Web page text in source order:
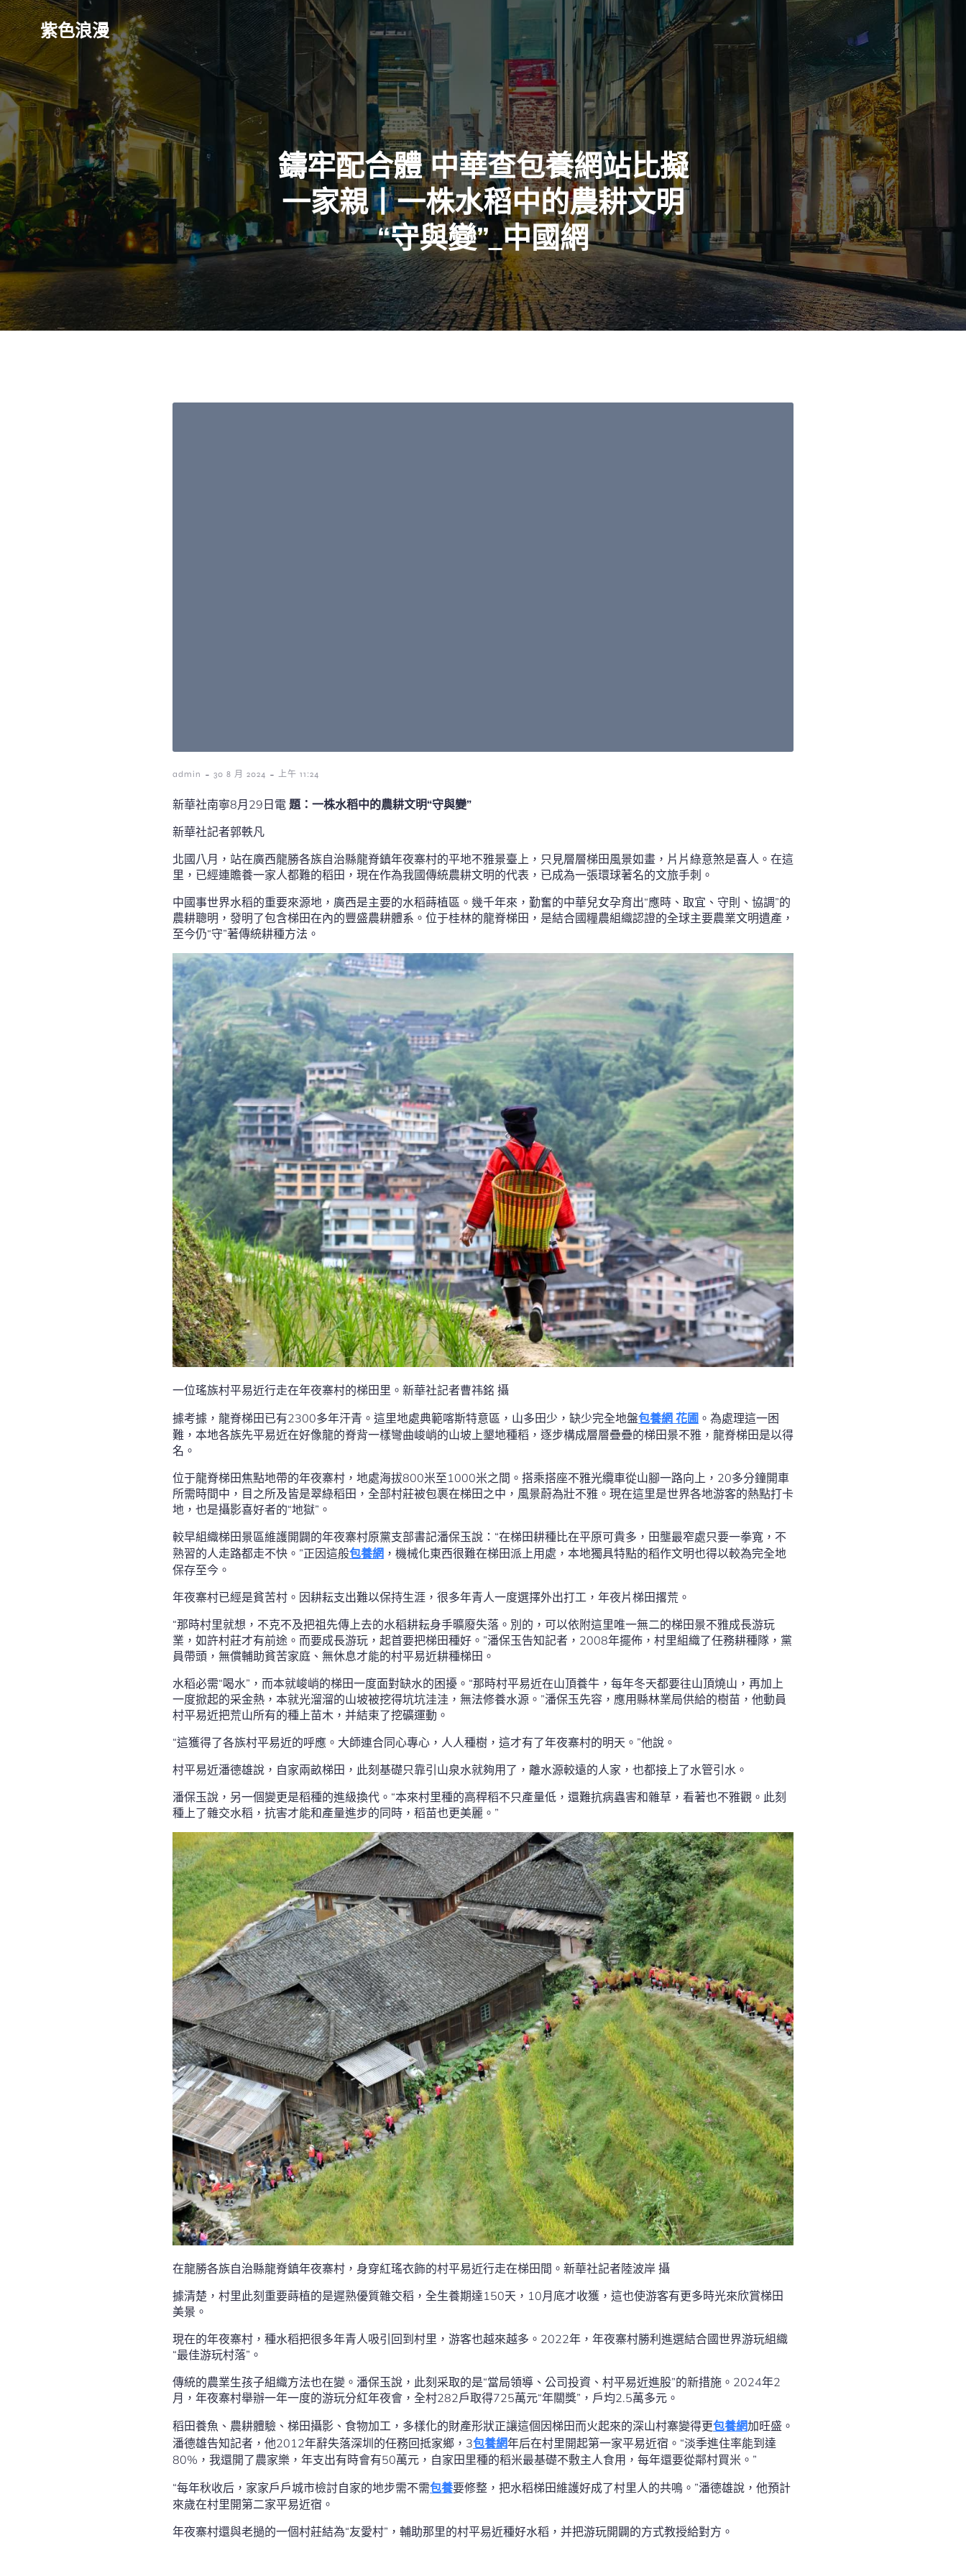
Skip
to
content
紫色浪漫
鑄牢配合體 中華查包養網站比擬
一家親丨一株水稻中的農耕文明
“守與變”_中國網
admin - 30 8 月 2024 - 上午 11:24
新華社南寧8月29日電 題：一株水稻中的農耕文明“守與變”
新華社記者郭軼凡
北國八月，站在廣西龍勝各族自治縣龍脊鎮年夜寨村的平地不雅景臺上，只見層層梯田風景如畫，片片綠意煞是喜人。在這
里，已經連贍養一家人都難的稻田，現在作為我國傳統農耕文明的代表，已成為一張環球著名的文旅手刺。
中國事世界水稻的重要來源地，廣西是主要的水稻蒔植區。幾千年來，勤奮的中華兒女孕育出“應時、取宜、守則、協調”的
農耕聰明，發明了包含梯田在內的豐盛農耕體系。位于桂林的龍脊梯田，是結合國糧農組織認證的全球主要農業文明遺產，
至今仍“守”著傳統耕種方法。
一位瑤族村平易近行走在年夜寨村的梯田里。新華社記者曹祎銘 攝
據考據，龍脊梯田已有2300多年汗青。這里地處典範喀斯特意區，山多田少，缺少完全地盤包養網 花圃 。為處理這一困
難，本地各族先平易近在好像龍的脊背一樣彎曲峻峭的山坡上墾地種稻，逐步構成層層疊疊的梯田景不雅，龍脊梯田是以得
名。
位于龍脊梯田焦點地帶的年夜寨村，地處海拔800米至1000米之間。搭乘搭座不雅光纜車從山腳一路向上，20多分鐘開車
所需時間中，目之所及皆是翠綠稻田，全部村莊被包裹在梯田之中，風景蔚為壯不雅。現在這里是世界各地游客的熱點打卡
地，也是攝影喜好者的“地獄”。
較早組織梯田景區維護開闢的年夜寨村原黨支部書記潘保玉說：“在梯田耕種比在平原可貴多，田壟最窄處只要一拳寬，不
熟習的人走路都走不快。”正因這般包養網 ，機械化東西很難在梯田派上用處，本地獨具特點的稻作文明也得以較為完全地
保存至今。
年夜寨村已經是貧苦村。因耕耘支出難以保持生涯，很多年青人一度選擇外出打工，年夜片梯田撂荒。
“那時村里就想，不克不及把祖先傳上去的水稻耕耘身手曠廢失落。別的，可以依附這里唯一無二的梯田景不雅成長游玩
業，如許村莊才有前途。而要成長游玩，起首要把梯田種好。”潘保玉告知記者，2008年擺佈，村里組織了任務耕種隊，黨
員帶頭，無償輔助貧苦家庭、無休息才能的村平易近耕種梯田。
水稻必需“喝水”，而本就峻峭的梯田一度面對缺水的困擾。“那時村平易近在山頂養牛，每年冬天都要往山頂燒山，再加上
一度掀起的采金熱，本就光溜溜的山坡被挖得坑坑洼洼，無法修養水源。”潘保玉先容，應用縣林業局供給的樹苗，他動員
村平易近把荒山所有的種上苗木，并結束了挖礦運動。
“這獲得了各族村平易近的呼應。大師連合同心專心，人人種樹，這才有了年夜寨村的明天。”他說。
村平易近潘德雄說，自家兩畝梯田，此刻基礎只靠引山泉水就夠用了，離水源較遠的人家，也都接上了水管引水。
潘保玉說，另一個變更是稻種的進級換代。“本來村里種的高稈稻不只產量低，還難抗病蟲害和雜草，看著也不雅觀。此刻
種上了雜交水稻，抗害才能和產量進步的同時，稻苗也更美麗。”
在龍勝各族自治縣龍脊鎮年夜寨村，身穿紅瑤衣飾的村平易近行走在梯田間。新華社記者陸波岸 攝
據清楚，村里此刻重要蒔植的是遲熟優質雜交稻，全生養期達150天，10月底才收獲，這也使游客有更多時光來欣賞梯田
美景。
現在的年夜寨村，種水稻把很多年青人吸引回到村里，游客也越來越多。2022年，年夜寨村勝利進選結合國世界游玩組織
“最佳游玩村落”。
傳統的農業生孩子組織方法也在變。潘保玉說，此刻采取的是“當局領導、公司投資、村平易近進股”的新措施。2024年2
月，年夜寨村舉辦一年一度的游玩分紅年夜會，全村282戶取得725萬元“年關獎”，戶均2.5萬多元。
稻田養魚、農耕體驗、梯田攝影、食物加工，多樣化的財產形狀正讓這個因梯田而火起來的深山村寨變得更包養網加旺盛。
潘德雄告知記者，他2012年辭失落深圳的任務回抵家鄉，3包養網年后在村里開起第一家平易近宿。“淡季進住率能到達
80%，我還開了農家樂，年支出有時會有50萬元，自家田里種的稻米最基礎不敷主人食用，每年還要從鄰村買米。”
“每年秋收后，家家戶戶城市檢討自家的地步需不需包養要修整，把水稻梯田維護好成了村里人的共鳴。”潘德雄說，他預計
來歲在村里開第二家平易近宿。
年夜寨村還與老撾的一個村莊結為“友愛村”，輔助那里的村平易近種好水稻，并把游玩開闢的方式教授給對方。